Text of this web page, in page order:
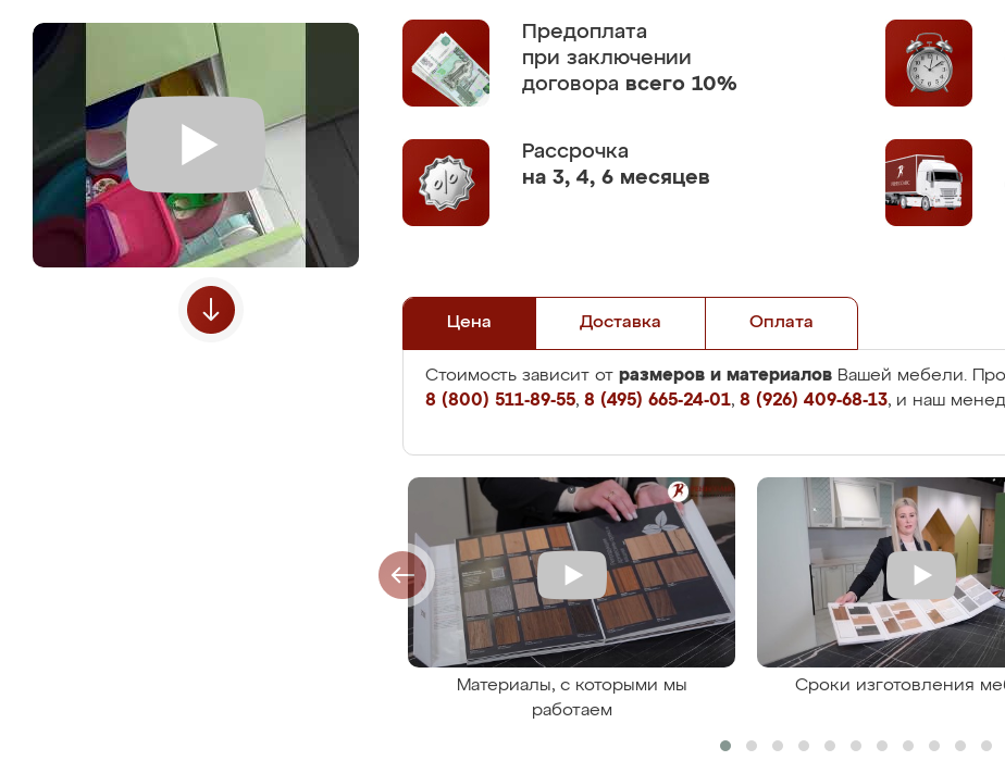
Предоплата
при заключении
договора всего 10%
Рассрочка
на 3, 4, 6 месяцев
Цена Доставка Оплата
Стоимость зависит от размеров и материалов Вашей мебели.
8 (800) 511-89-55, 8 (495) 665-24-01, 8 (926) 409-68-13, и наш
Материалы, с которыми мы
работаем
Сроки изготовления